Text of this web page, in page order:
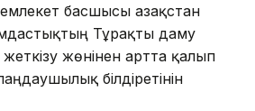
басшысы Қазақстан
Тұрақты даму
жөнінен артта қалып
білдіретінін